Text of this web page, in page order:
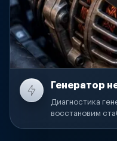
Генератор
Диагностика
восстановим